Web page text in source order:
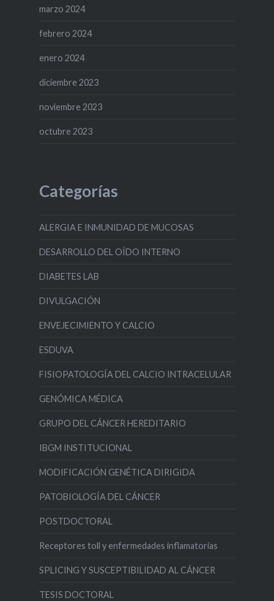
marzo 2024
febrero 2024
enero 2024
diciembre 2023
noviembre 2023
octubre 2023
Categorías
ALERGIA E INMUNIDAD DE MUCOSAS
DESARROLLO DEL OÍDO INTERNO
DIABETES LAB
DIVULGACIÓN
ENVEJECIMIENTO Y CALCIO
ESDUVA
FISIOPATOLOGÍA DEL CALCIO INTRACELULAR
GENÓMICA MÉDICA
GRUPO DEL CÁNCER HEREDITARIO
IBGM INSTITUCIONAL
MODIFICACIÓN GENÉTICA DIRIGIDA
PATOBIOLOGÍA DEL CÁNCER
POSTDOCTORAL
Receptores toll y enfermedades inflamatorias
SPLICING Y SUSCEPTIBILIDAD AL CÁNCER
TESIS DOCTORAL